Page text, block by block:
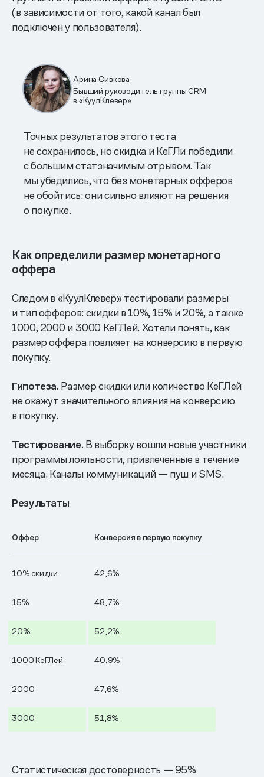
(в зависимости от того, какой канал был
подключен у пользователя).
Арина Сивкова
Бывший руководитель группы CRM
в «КуулКлевер»
Точных результатов этого теста
не сохранилось, но скидка и КеГЛи победили
с большим статзначимым отрывом. Так
мы убедились, что без монетарных офферов
не обойтись: они сильно влияют на решения
о покупке.
Как определили размер монетарного
оффера
Следом в «КуулКлевер» тестировали размеры
и тип офферов: скидки в 10%, 15% и 20%, а также
1000, 2000 и 3000 КеГЛей. Хотели понять, как
размер оффера повлияет на конверсию в первую
покупку.
Гипотеза. Размер скидки или количество КеГЛей
не окажут значительного влияния на конверсию
в покупку.
Тестирование. В выборку вошли новые участники
программы лояльности, привлеченные в течение
месяца. Каналы коммуникаций — пуш и SMS.
Результаты
Оффер Конверсия в первую покупку
10% скидки 42,6%
15% 48,7%
20% 52,2%
1000 КеГЛей 40,9%
2000 47,6%
3000 51,8%
Статистическая достоверность — 95%